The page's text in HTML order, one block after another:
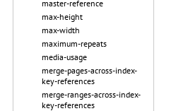
master-reference
max-height
max-width
maximum-repeats
media-usage
merge-pages-across-index-
key-references
merge-ranges-across-index-
key-references